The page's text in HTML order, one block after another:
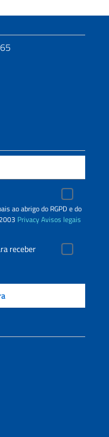
ao abrigo do RGPD e do
PrivacyAvisos legais
receber